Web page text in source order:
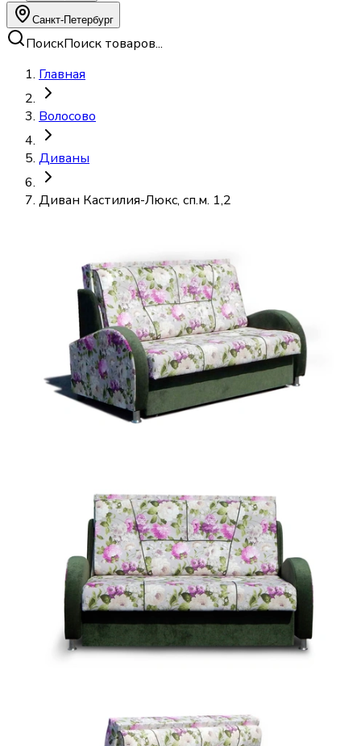
Санкт-Петербург
ПоискПоиск товаров...
Главная
Волосово
Диваны
Диван Кастилия-Люкс, сп.м. 1,2